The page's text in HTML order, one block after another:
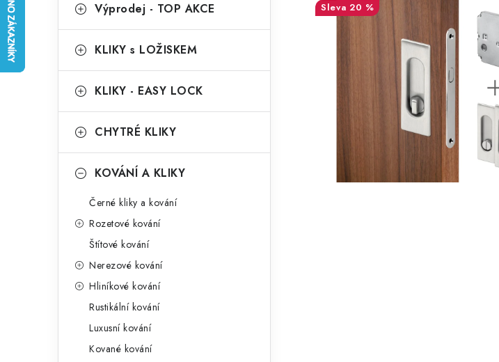
o
t
r
n
kategorie
a
e
o
i
Výprodej - TOP AKCE
KLIKY s LOŽISKEM
KLIKY - EASY LOCK
CHYTRÉ KLIKY
KOVÁNÍ A KLIKY
Černé kliky a kování
Rozetové kování
Štítové kování
Nerezové kování
Hliníkové kování
Rustikální kování
Luxusní kování
Kované kování
20 %